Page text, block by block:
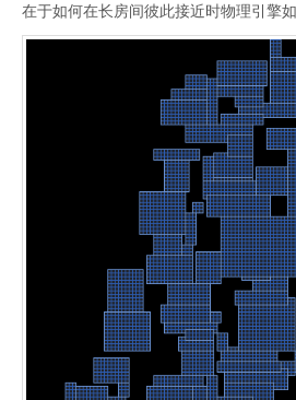
在于如何在长房间彼此接近时物理引擎